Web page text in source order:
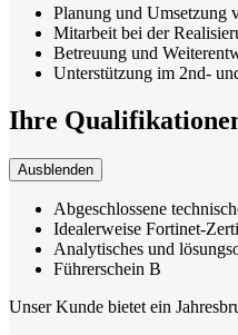
Planung und Umsetzung
Mitarbeit bei der
Betreuung und
Unterstützung im 2nd-
Ihre
Ausblenden
Abgeschlossene
Idealerweise Fortinet-
Analytisches und
Führerschein B
Unser Kunde bietet ein